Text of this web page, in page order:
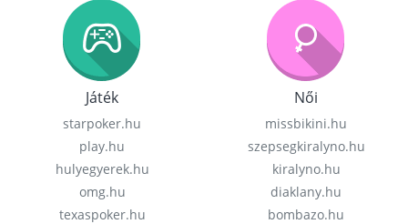
Játék
starpoker.hu
play.hu
hulyegyerek.hu
omg.hu
texaspoker.hu
Női
missbikini.hu
szepsegkiralyno.hu
kiralyno.hu
diaklany.hu
bombazo.hu